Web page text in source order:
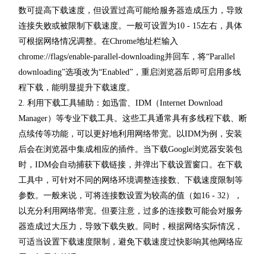
数可提高下载速度，但设置过高可能给服务器造成压力，导致
连接失败或被限制下载速度。一般可设置为10 - 15左右，具体
可根据网络情况调整。在Chrome地址栏输入
chrome://flags/enable-parallel-downloading并回车，将“Parallel
downloading”选项改为“Enabled”，重启浏览器后即可启用多线
程下载，能明显提升下载速度。
2. 利用下载工具辅助：如迅雷、IDM（Internet Download
Manager）等专业下载工具。这些工具通常具有多线程下载、断
点续传等功能，可以更好地利用网络带宽。以IDM为例，安装
后会在浏览器中集成相应的插件。当下载Google浏览器安装包
时，IDM会自动捕获下载链接，并弹出下载设置窗口。在下载
工具中，可针对不同的网络环境调整连接数、下载速度限制等
参数。一般来说，可将连接数设置为较高的值（如16 - 32），
以充分利用网络带宽。但要注意，过多的连接数可能会对服务
器造成过大压力，导致下载失败。同时，根据网络实际情况，
可适当设置下载速度限制，避免下载速度过快影响其他网络应